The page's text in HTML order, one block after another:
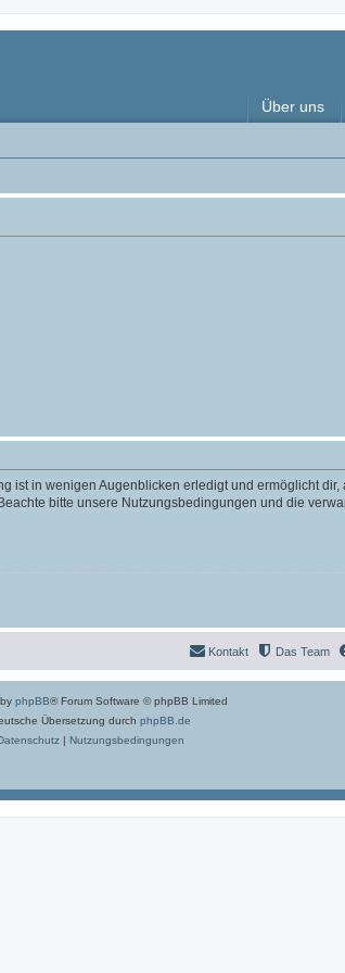
Über uns
ist in wenigen Augenblicken erledigt und ermöglicht
bitte unsere Nutzungsbedingungen und die
Das Team
Kontakt
phpBB® Forum Software © phpBB Limited
Übersetzung durch phpBB.de
| Nutzungsbedingungen